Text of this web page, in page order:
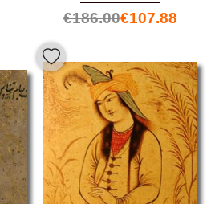
€186.00€107.88